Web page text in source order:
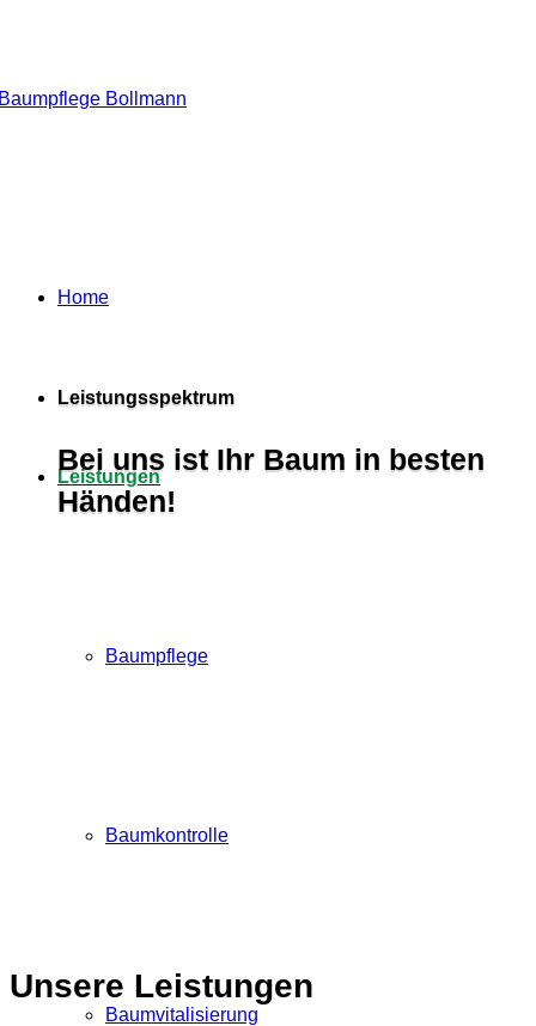
Home
Leistungen
Baumpflege
Baumkontrolle
Baumvitalisierung
Leistungsspektrum
Bei uns ist Ihr Baum in besten
Händen!
Unsere Leistungen